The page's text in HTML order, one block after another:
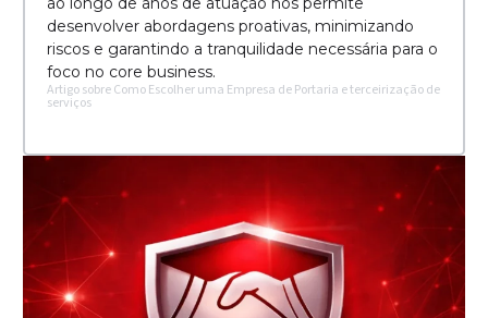
desenvolver abordagens proativas, minimizando
riscos e garantindo a tranquilidade necessária para o
foco no core business.
Artigo sobre Como Escolher uma Empresa de Portaria e terceirização de
serviços